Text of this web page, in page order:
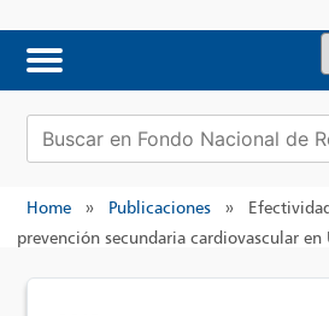
Buscar:
Home » Publicaciones »
prevención secundaria cardiovascular en